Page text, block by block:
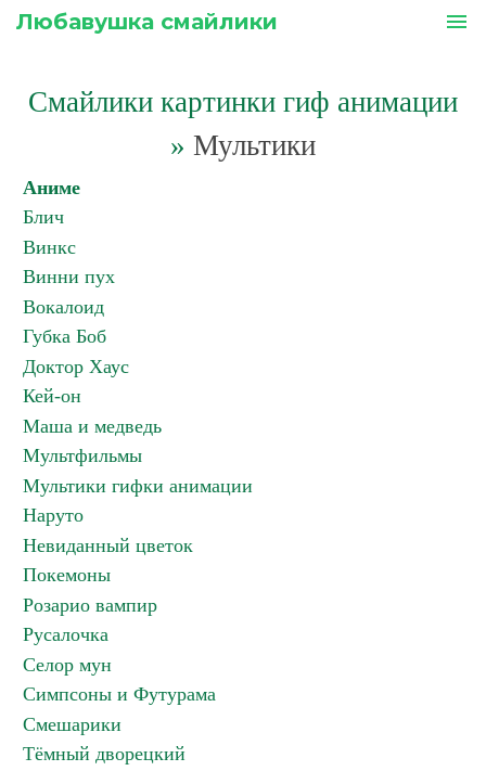
Любавушка смайлики menu
Смайлики картинки гиф анимации
» Мультики
Аниме
Блич
Винкс
Винни пух
Вокалоид
Губка Боб
Доктор Хаус
Кей-он
Маша и медведь
Мультфильмы
Мультики гифки анимации
Наруто
Невиданный цветок
Покемоны
Розарио вампир
Русалочка
Селор мун
Симпсоны и Футурама
Смешарики
Тёмный дворецкий